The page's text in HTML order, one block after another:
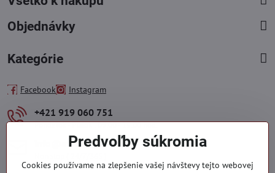
Objednávky
Kategórie
Facebook Instagram
+421 919 060 751
Pondelok - Piatok : 09:00 - 15:00 hod.
info​@everlady​.eu
Predvoľby súkromia
Cookies používame na zlepšenie vašej návštevy tejto webovej